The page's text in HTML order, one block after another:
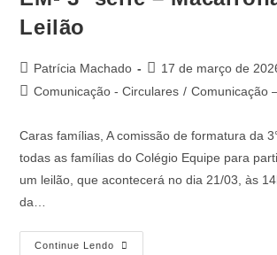
Leilão
Patrícia Machado
17 de março de
Comunicação - Circulares / Comunicação
Caras famílias, A comissão de formatura da
todas as famílias do Colégio Equipe para
um leilão, que acontecerá no dia 21/03, às
da…
Continue Lendo